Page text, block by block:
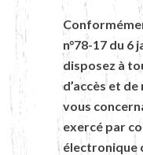
n°78-17 du 6
disposez à
d’accès et
vous
exercé par
électronique